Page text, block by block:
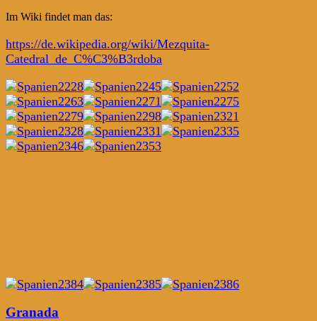
Im Wiki findet man das:
https://de.wikipedia.org/wiki/Mezquita-
Catedral_de_C%C3%B3rdoba
Granada